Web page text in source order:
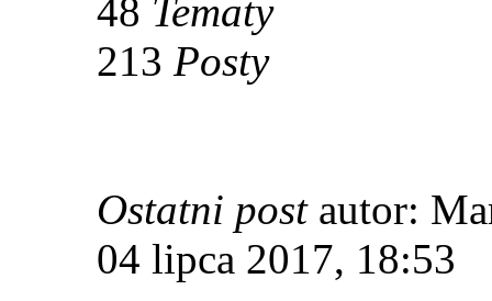
48 Tematy
213 Posty
Ostatni postautor:
04 lipca 2017, 18:53